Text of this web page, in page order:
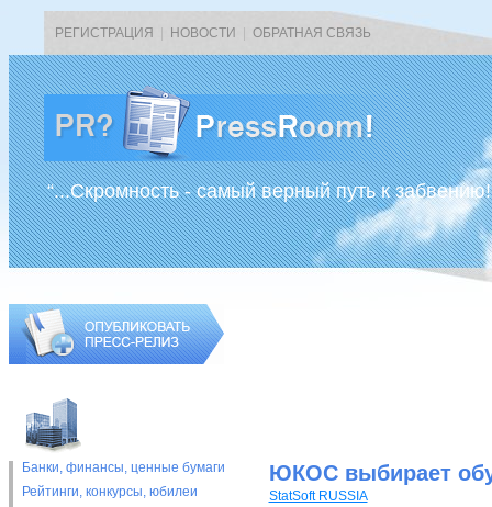
РЕГИСТРАЦИЯ НОВОСТИ ОБРАТНАЯ СВЯЗЬ
“...Скромность - самый верный путь к
Банки, финансы, ценные бумаги
Рейтинги, конкурсы, юбилеи
ЮКОС выбирает
StatSoft RUSSIA